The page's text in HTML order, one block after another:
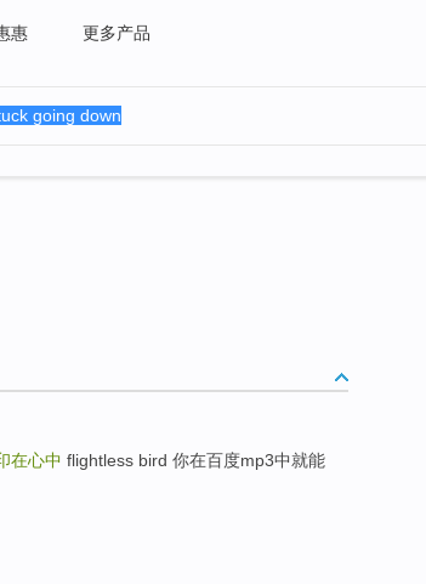
惠 更多产品
在心中 flightless bird 你在百度mp3中就能